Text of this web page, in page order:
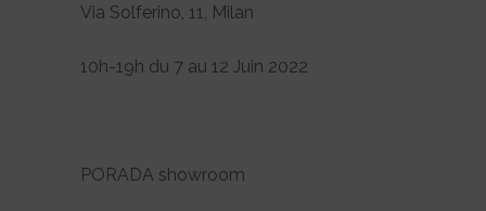
Via Solferino, 11, Milan
10h-19h du 7 au 12 Juin 2022
PORADA showroom